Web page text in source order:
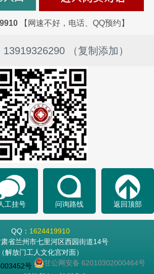
【网速不好，电话、QQ预约】
（复制添加）
工挂号 问询路线 返回顶部
QQ： 1624419910
省兰州市七里河区西园街道14号
（解放门工人文化宫对面）
号
甘公网安备 62010302000464号